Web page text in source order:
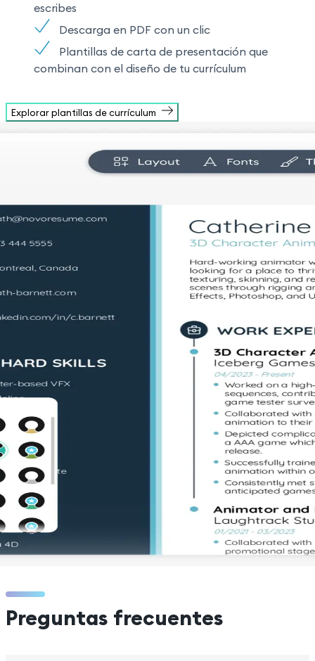
escribes
Descarga en PDF con un clic
Plantillas de carta de presentación que
combinan con el diseño de tu currículum
Explorar plantillas de currículum
Preguntas frecuentes